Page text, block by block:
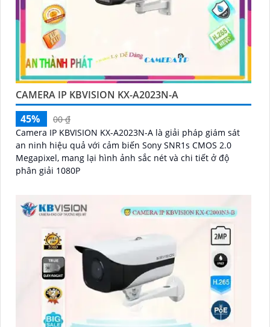
CAMERA IP KBVISION KX-A2023N-A
45%
00 ₫
Camera IP KBVISION KX-A2023N-A là giải pháp giám sát
an ninh hiệu quả với cảm biến Sony SNR1s CMOS 2.0
Megapixel, mang lại hình ảnh sắc nét và chi tiết ở độ
phân giải 1080P